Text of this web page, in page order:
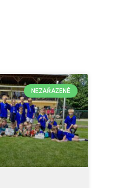
NEZAŘAZENÉ